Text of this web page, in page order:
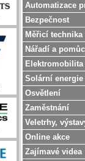
Automatizace
Bezpečnost
Měřicí technika
Nářadí a
Elektromobilita
Solární energie
Osvětlení
Zaměstnání
Veletrhy,
Online akce
Zajímavé videa